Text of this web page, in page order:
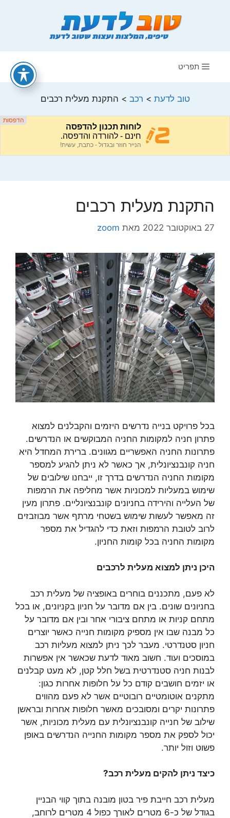
תפריט
טוב לדעת > רכב > התקנת מעלית רכבים
התקנת מעלית רכבים
27 באוקטובר 2022 מאת zoom
בכל פרויקט בנייה נדרשים היזמים והקבלנים למצוא
פתרון חניה למקומות החניה המבוקשים או הנדרשים.
פתרונות החניה האפשריים מגוונים. ברירת המחדל היא
חניה קונבנציונלית, אך כאשר לא ניתן להגיע למספר
מקומות החניה הנדרשים בדרך זו, ייבחנו שילובים של
שימוש במעליות למכוניות אשר מחליפה את הרמפות
של העלייה והירידה בחניונים קונבנציונליים. פתרון מעין
זה מאפשר לעשות שימוש בשטחי מרתף אשר מבוזבזים
לרוב לטובת הרמפות וזאת כדי להגדיל את מספר
מקומות החניה בכל קומות החניון.
היכן ניתן למצוא מעלית לרכבים
לא פעם, מתכננים בוחרים באופציה של מעלית רכב
בחניונים שונים. בין אם מדובר על חניון בקניונים, או בכל
מתחם קניות או מתחם ציבורי אחר ובין אם מדובר על
כל מבנה שבו אין מספיק מקומות חנייה כאשר יוצרים
חניון סטנדרטי. מעבר לכך ניתן למצוא מעליות רכב
במוסכים ועוד. חשוב מאוד לדעת שכאשר אין אפשרות
לבנות חניה סטנדרטית בשל חלל קטן, לא מעט קבלנים
או יזמים חושבים קודם כל על חלופות אחרות כגון:
מתקנים אוטומטיים רובוטיים אשר לא פעם מהווים
פתרונות יקרים ומסובכים מאשר חלופות אחרות ובראשן
שילוב של חנייה קונבנציונלית עם מעלית מכוניות, אשר
יכול לספק את מספר מקומות החנייה הנדרשים באופן
פשוט וזול יותר.
כיצד ניתן להקים מעלית רכב?
מעלית רכב חייבת פיר בטון מובנה בתוך קווי הבניין
בגודל של כ-6 מטרים לאורך כפול 4 מטרים לרוחב,